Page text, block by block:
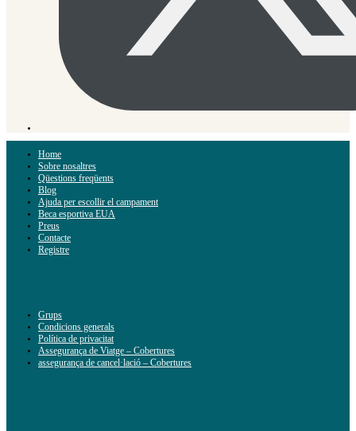
Home
Sobre nosaltres
Qüestions freqüents
Blog
Ajuda per escollir el campament
Beca esportiva EUA
Preus
Contacte
Registre
Grups
Condicions generals
Política de privacitat
Assegurança de Viatge – Cobertures
assegurança de cancel·lació – Cobertures